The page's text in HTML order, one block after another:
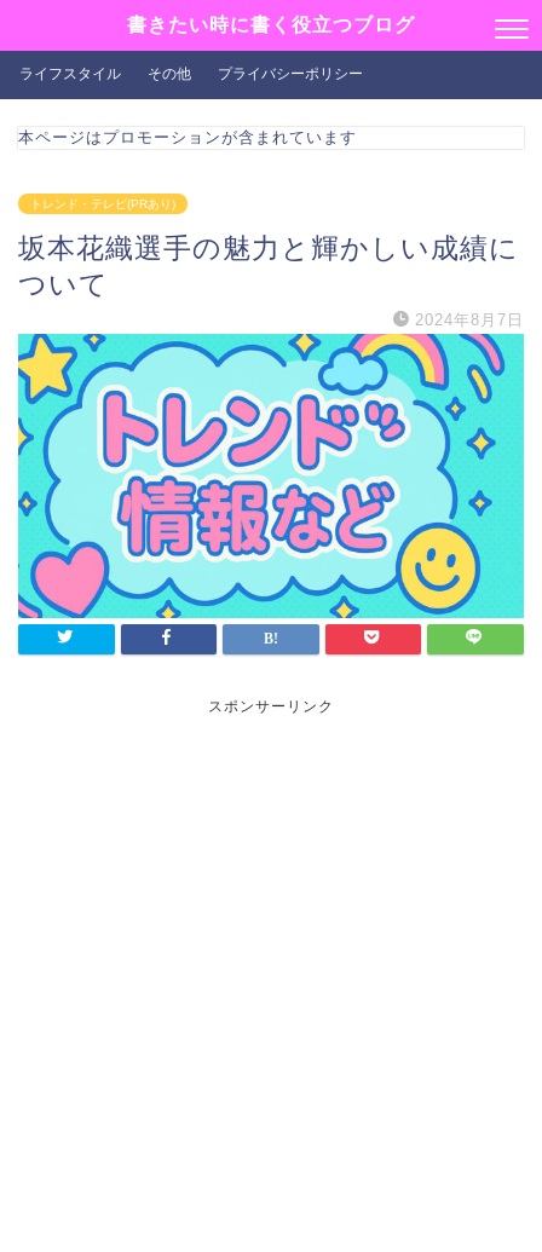
書きたい時に書く役立つブログ
ライフスタイル その他 プライバシーポリシー
本ページはプロモーションが含まれています
トレンド・テレビ(PRあり)
坂本花織選手の魅力と輝かしい成績に
ついて
2024年8月7日
スポンサーリンク